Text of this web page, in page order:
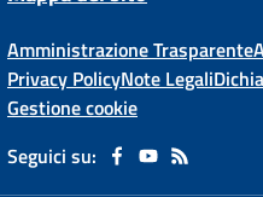
Amministrazione Trasparente
Privacy PolicyNote Legali
Gestione cookie
Seguici su: